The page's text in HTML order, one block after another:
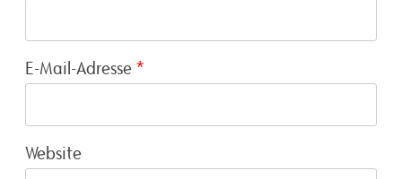
E-Mail-Adresse *
Website